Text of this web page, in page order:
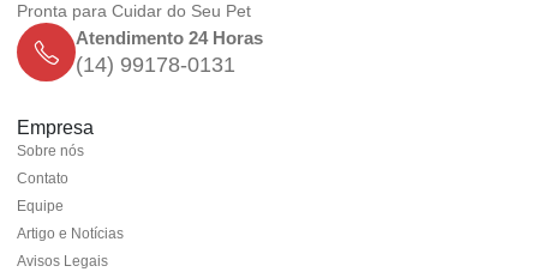
Pronta para Cuidar do Seu Pet
Atendimento 24 Horas
(14) 99178-0131
Empresa
Sobre nós
Contato
Equipe
Artigo e Notícias
Avisos Legais